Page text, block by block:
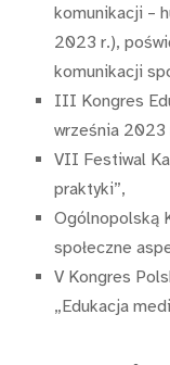
komunikacji –
2023 r.),
komunikacji
III Kongres
września 2023
VII Festiwal
praktyki”,
Ogólnopolską
społeczne
V Kongres
„Edukacja